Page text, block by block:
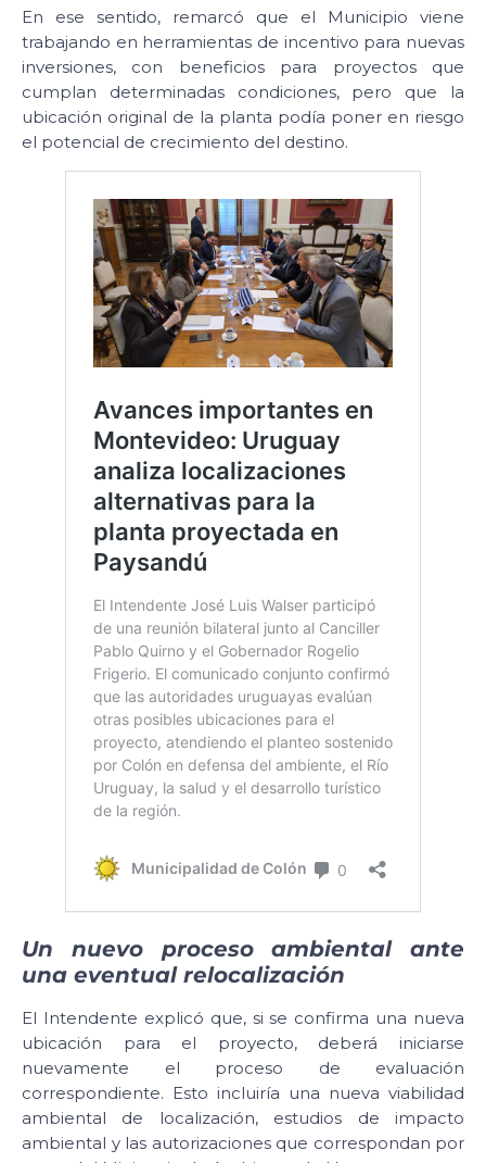
En ese sentido, remarcó que el Municipio viene
trabajando en herramientas de incentivo para nuevas
inversiones, con beneficios para proyectos que
cumplan determinadas condiciones, pero que la
ubicación original de la planta podía poner en riesgo
el potencial de crecimiento del destino.
Un nuevo proceso ambiental ante
una eventual relocalización
El Intendente explicó que, si se confirma una nueva
ubicación para el proyecto, deberá iniciarse
nuevamente el proceso de evaluación
correspondiente. Esto incluiría una nueva viabilidad
ambiental de localización, estudios de impacto
ambiental y las autorizaciones que correspondan por